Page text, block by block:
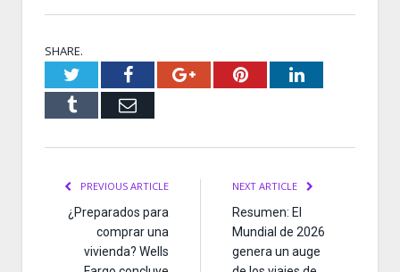
SHARE.
TwitterFacebookGoogle+PinterestLinkedIn
Tumblr Email
PREVIOUS ARTICLE
¿Preparados para
comprar una
vivienda? Wells
NEXT ARTICLE
Resumen: El
Mundial de 2026
genera un auge